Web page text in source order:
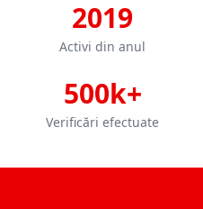
2019
Activi din anul
500k+
Verificări efectuate